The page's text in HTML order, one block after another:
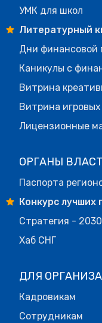
УМК для школ
Литературный
Дни финансовой
Каникулы с
Витрина
Витрина
Лицензионные
ОРГАНЫ
Паспорта
Конкурс лучших
Стратегия - 2030
Хаб СНГ
ДЛЯ
Кадровикам
Сотрудникам